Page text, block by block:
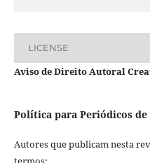
LICENSE
Aviso de Direito Autoral
Política para Periódicos de
Autores que publicam nesta